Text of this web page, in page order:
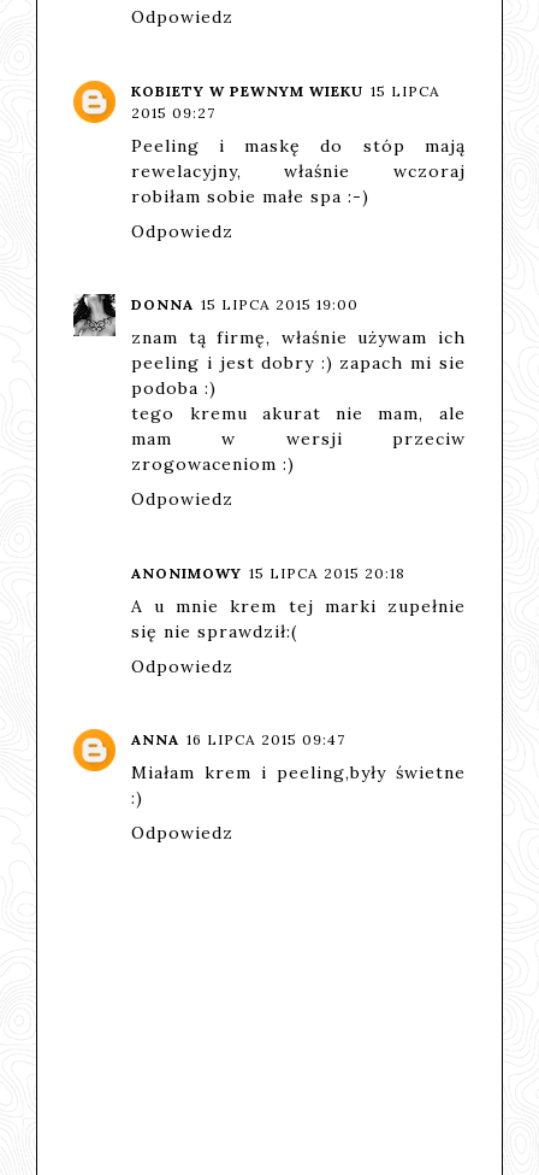
Odpowiedz
KOBIETY W PEWNYM WIEKU 15 LIPCA
2015 09:27
Peeling i maskę do stóp mają
rewelacyjny, właśnie wczoraj
robiłam sobie małe spa :-)
Odpowiedz
DONNA 15 LIPCA 2015 19:00
znam tą firmę, właśnie używam ich
peeling i jest dobry :) zapach mi sie
podoba :)
tego kremu akurat nie mam, ale
mam w wersji przeciw
zrogowaceniom :)
Odpowiedz
ANONIMOWY 15 LIPCA 2015 20:18
A u mnie krem tej marki zupełnie
się nie sprawdził:(
Odpowiedz
ANNA 16 LIPCA 2015 09:47
Miałam krem i peeling,były świetne
:)
Odpowiedz